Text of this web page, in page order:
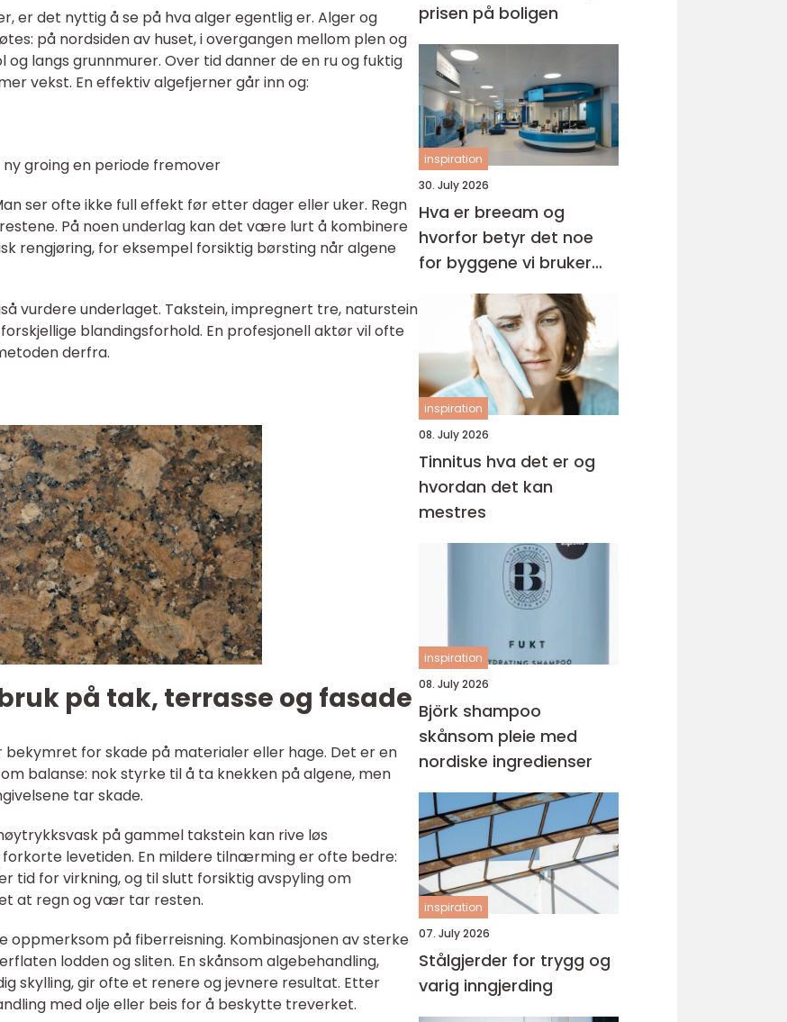
er det nyttig å se på hva alger egentlig er. Alger og
på nordsiden av huset, i overgangen mellom plen og
langs grunnmurer. Over tid danner de en ru og fuktig
vekst. En effektiv algefjerner går inn og:
groing en periode fremover
ser ofte ikke full effekt før etter dager eller uker. Regn
På noen underlag kan det være lurt å kombinere
rengjøring, for eksempel forsiktig børsting når algene
vurdere underlaget. Takstein, impregnert tre, naturstein
blandingsforhold. En profesjonell aktør vil ofte
derfra.
på tak, terrasse og fasade
bekymret for skade på materialer eller hage. Det er en
balanse: nok styrke til å ta knekken på algene, men
tar skade.
på gammel takstein kan rive løs
levetiden. En mildere tilnærming er ofte bedre:
tid for virkning, og til slutt forsiktig avspyling om
at regn og vær tar resten.
på fiberreisning. Kombinasjonen av sterke
lodden og sliten. En skånsom algebehandling,
skylling, gir ofte et renere og jevnere resultat. Etter
med olje eller beis for å beskytte treverket.
prisen på boligen
inspiration
30. July 2026
Hva er breeam og
hvorfor betyr det noe
for byggene vi bruker
hver dag?
inspiration
08. July 2026
Tinnitus hva det er og
hvordan det kan
mestres
inspiration
08. July 2026
Björk shampoo
skånsom pleie med
nordiske ingredienser
inspiration
07. July 2026
Stålgjerder for trygg og
varig inngjerding